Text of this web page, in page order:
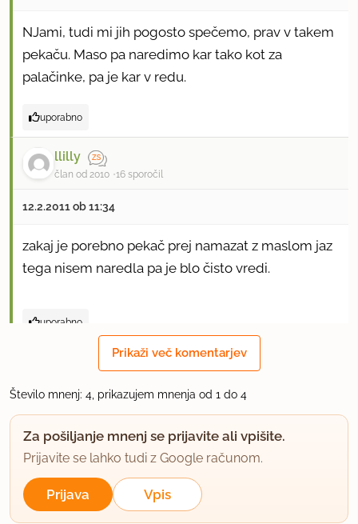
NJami, tudi mi jih pogosto spečemo, prav v takem
pekaču. Maso pa naredimo kar tako kot za
palačinke, pa je kar v redu.
uporabno
llilly
član od 2010 16 sporočil
12.2.2011 ob 11:34
zakaj je porebno pekač prej namazat z maslom jaz
tega nisem naredla pa je blo čisto vredi.
uporabno
Karolina C.
7.3.2011 ob 13:42
Z maslom se namaže, da se ne bi vaflji prijeli na
boljše :) Mi imamo en star pekač, ki nima teflon
Prikaži več komentarjev
Število mnenj: 4, prikazujem mnenja od 1 do 4
Za pošiljanje mnenj se prijavite ali vpišite.
Prijavite se lahko tudi z Google računom.
Prijava Vpis